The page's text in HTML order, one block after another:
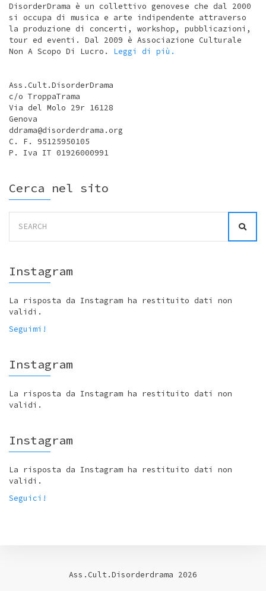
DisorderDrama è un collettivo genovese che dal 2000
si occupa di musica e arte indipendente attraverso
la produzione di concerti, workshop, pubblicazioni,
tour ed eventi. Dal 2009 è Associazione Culturale
Non A Scopo Di Lucro. Leggi di più.
Ass.Cult.DisorderDrama
c/o TroppaTrama
Via del Molo 29r 16128
Genova
ddrama@disorderdrama.org
C. F. 95125950105
P. Iva IT 01926000991
Cerca nel sito
for:
Instagram
La risposta da Instagram ha restituito dati non
validi.
Seguimi!
Instagram
La risposta da Instagram ha restituito dati non
validi.
Instagram
La risposta da Instagram ha restituito dati non
validi.
Seguici!
Ass.Cult.Disorderdrama 2026